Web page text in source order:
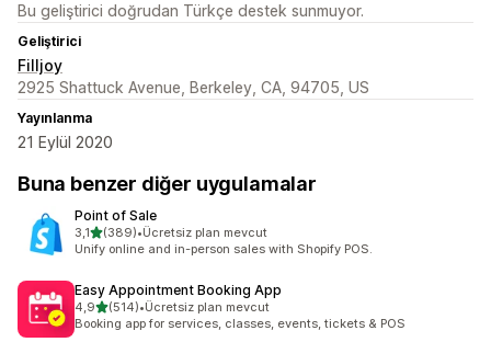
Bu geliştirici doğrudan Türkçe destek sunmuyor.
Geliştirici
Filljoy
2925 Shattuck Avenue, Berkeley, CA, 94705, US
Yayınlanma
21 Eylül 2020
Buna benzer diğer uygulamalar
Point of Sale
3,15 yıldız üzerinden
(389)
toplam 389 değerlendirme
•Ücretsiz plan mevcut
Unify online and in-person sales with Shopify POS.
Easy Appointment Booking App
4,95 yıldız üzerinden
(514)
toplam 514 değerlendirme
•Ücretsiz plan mevcut
Booking app for services, classes, events, tickets & POS